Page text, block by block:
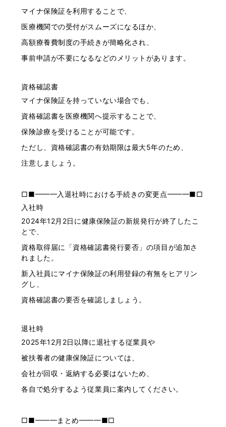
マイナ保険証を利用することで、
医療機関での受付がスムーズになるほか、
高額療養費制度の手続きが簡略化され、
事前申請が不要になるなどのメリットがあります。
資格確認書
マイナ保険証を持っていない場合でも、
資格確認書を医療機関へ提示することで、
保険診療を受けることが可能です。
ただし、資格確認書の有効期限は最大5年のため、
注意しましょう。
□■━━━入退社時における手続きの変更点━━━■□
入社時
2024年12月2日に健康保険証の新規発行が終了したこ
とで、
資格取得届に「資格確認書発行要否」の項目が追加さ
れました。
新入社員にマイナ保険証の利用登録の有無をヒアリン
グし、
資格確認書の要否を確認しましょう。
退社時
2025年12月2日以降に退社する従業員や
被扶養者の健康保険証については、
会社が回収・返納する必要はないため、
各自で処分するよう従業員に案内してください。
□■━━━まとめ━━━■□